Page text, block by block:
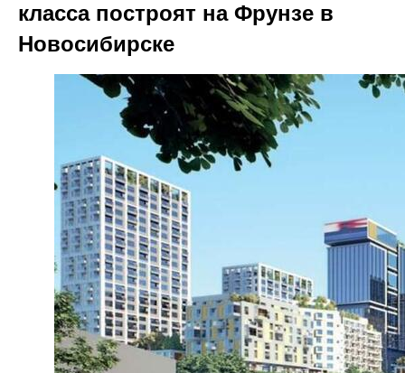
класса построят на Фрунзе в
Новосибирске